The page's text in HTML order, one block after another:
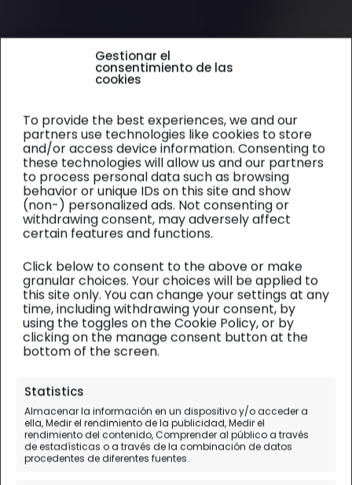
Gestionar el
consentimiento de las
cookies
To provide the best experiences, we and our
partners use technologies like cookies to store
and/or access device information. Consenting to
these technologies will allow us and our partners
to process personal data such as browsing
behavior or unique IDs on this site and show
(non-) personalized ads. Not consenting or
withdrawing consent, may adversely affect
certain features and functions.
Click below to consent to the above or make
granular choices. Your choices will be applied to
this site only. You can change your settings at any
time, including withdrawing your consent, by
using the toggles on the Cookie Policy, or by
clicking on the manage consent button at the
bottom of the screen.
Statistics
Almacenar la información en un dispositivo y/o acceder a
ella, Medir el rendimiento de la publicidad, Medir el
rendimiento del contenido, Comprender al público a través
de estadísticas o a través de la combinación de datos
procedentes de diferentes fuentes.
13 destinos / 13 colores que ver
antes de morir